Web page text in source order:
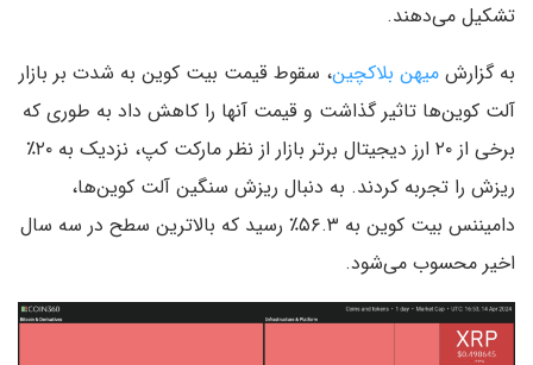
تشکیل می‌دهند.
به گزارش میهن بلاکچین، سقوط قیمت بیت کوین به شدت بر بازار
آلت کوین‌ها تاثیر گذاشت و قیمت آنها را کاهش داد به طوری که
برخی از ۲۰ ارز دیجیتال برتر بازار از نظر مارکت کپ، نزدیک به ۲۰٪
ریزش را تجربه کردند. به دنبال ریزش سنگین آلت کوین‌ها،
دامیننس بیت کوین به ۵۶.۳٪ رسید که بالاترین سطح در سه سال
اخیر محسوب می‌شود.